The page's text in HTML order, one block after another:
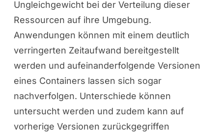
Ungleichgewicht bei der Verteilung dieser
Ressourcen auf ihre Umgebung.
Anwendungen können mit einem deutlich
verringerten Zeitaufwand bereitgestellt
werden und aufeinanderfolgende Versionen
eines Containers lassen sich sogar
nachverfolgen. Unterschiede können
untersucht werden und zudem kann auf
vorherige Versionen zurückgegriffen